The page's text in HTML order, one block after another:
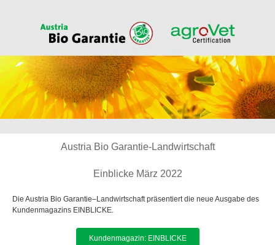
Austria Bio Garantie-Landwirtschaft
Einblicke März 2022
Die Austria Bio Garantie–Landwirtschaft präsentiert die neue Ausgabe des
Kundenmagazins EINBLICKE.
Kundenmagazin: EINBLICKE